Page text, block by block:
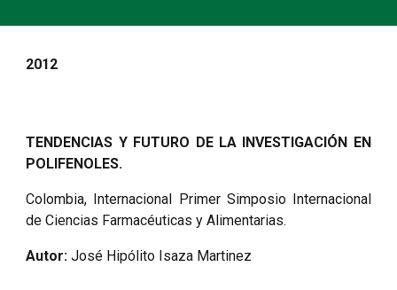
2012
TENDENCIAS Y FUTURO DE LA INVESTIGACIÓN EN
POLIFENOLES.
Colombia, Internacional Primer Simposio Internacional
de Ciencias Farmacéuticas y Alimentarias.
Autor: José Hipólito Isaza Martinez